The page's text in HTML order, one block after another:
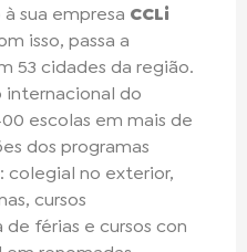
sua empresa CCLi
isso, passa a
53 cidades da região.
internacional do
escolas em mais de
dos programas
colegial no exterior,
cursos
férias e cursos con